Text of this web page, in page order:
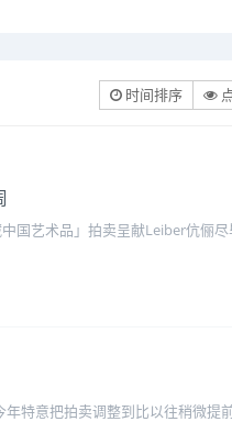
时间排序
艺术品」拍卖呈献Leiber伉俪尽
特意把拍卖调整到比以往稍微提前